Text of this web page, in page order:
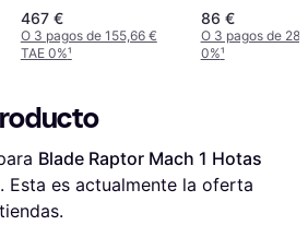
Flightstick Joystick
Modular Réplica del
F/18C Hornet
467 €
O 3 pagos de 155,66 €
TAE 0%¹
86 €
O 3 pagos de
0%¹
Blade Raptor Mach 1 Hotas
. Esta es actualmente la oferta
tiendas.